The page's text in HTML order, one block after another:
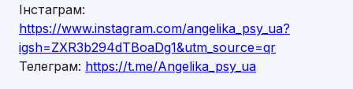
Інстаграм:
https://www.instagram.com/angelika_psy_ua?
igsh=ZXR3b294dTBoaDg1&utm_source=qr
Телеграм: https://t.me/Angelika_psy_ua